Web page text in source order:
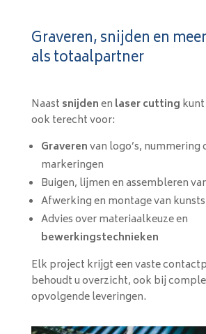
Graveren, snijden en
als totaalpartner
Naast snijdenen laser cutting
ook terecht voor:
Graverenvan logo’s,
markeringen
Buigen, lijmen en assembleren
Afwerking en montage van
Advies over materiaalkeuze en
bewerkingstechnieken
Elk project krijgt een vaste
behoudt u overzicht, ook bij
opvolgende leveringen.